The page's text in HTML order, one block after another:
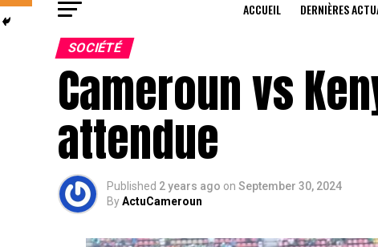
ACCUEIL DERNIÈRES
SOCIÉTÉ
Cameroun vs
attendue
Published 2 years ago on September 30, 2024
ByActuCameroun